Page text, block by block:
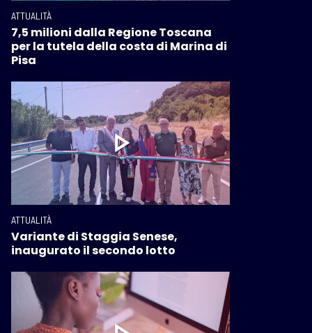
ATTUALITÀ
7,5 milioni dalla Regione Toscana
per la tutela della costa di Marina di
Pisa
ATTUALITÀ
Variante di Staggia Senese,
inaugurato il secondo lotto